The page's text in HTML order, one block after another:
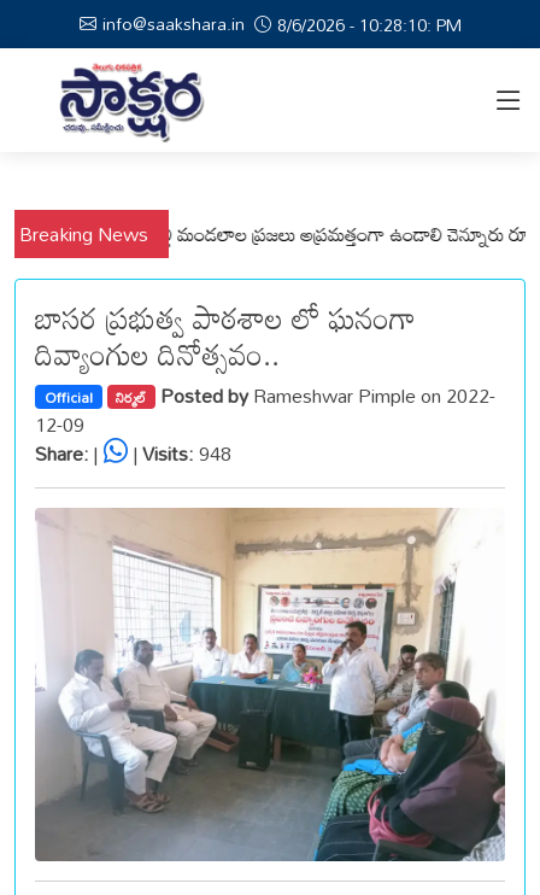
info@saakshara.in 8/6/2026 - 10:28:11: PM
Breaking News
కోటపల్లి, వేమనపల్లి మండలాల ప్రజలు అప్రమత్తంగా ఉండాలి చెన్నూరు రూరల్
బాసర ప్రభుత్వ పాఠశాల లో ఘనంగా
దివ్యాంగుల దినోత్సవం..
Official నిర్మల్ Posted byRameshwar Pimple on 2022-
12-09
Share:| |Visits:948